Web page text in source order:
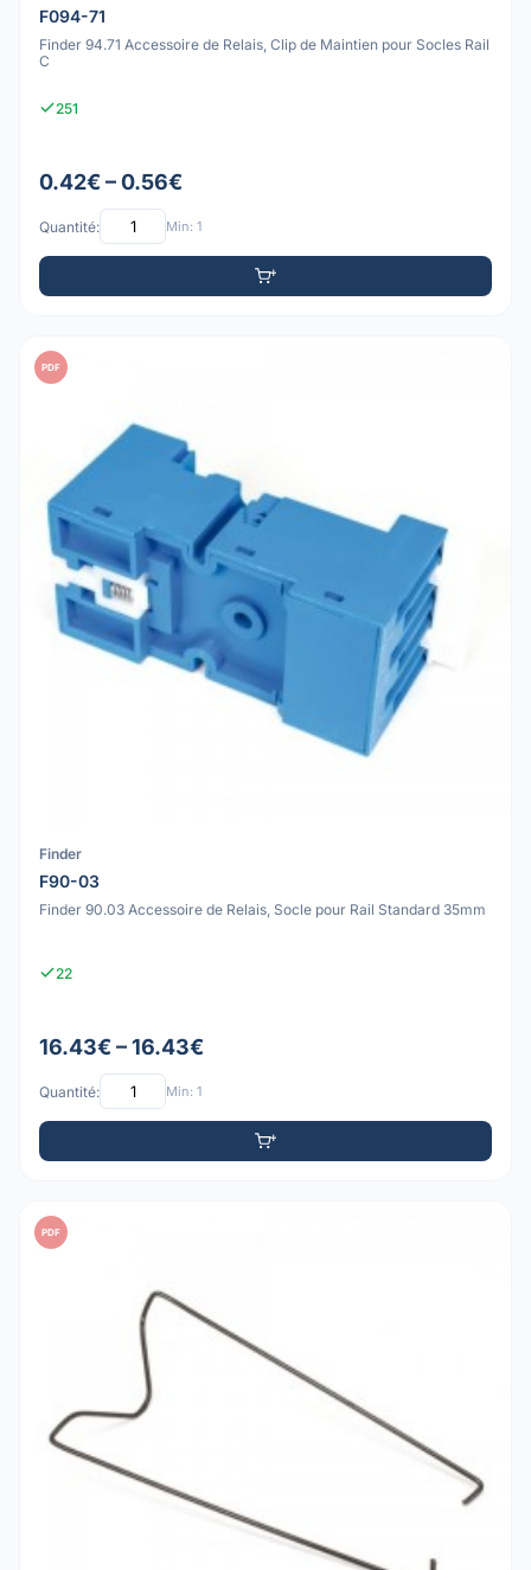
F094-71
Finder 94.71 Accessoire de Relais, Clip de Maintien pour Socles Rail
C
251
0.42€ – 0.56€
Quantité: Min: 1
PDF
Finder
F90-03
Finder 90.03 Accessoire de Relais, Socle pour Rail Standard 35mm
22
16.43€ – 16.43€
Quantité: Min: 1
PDF